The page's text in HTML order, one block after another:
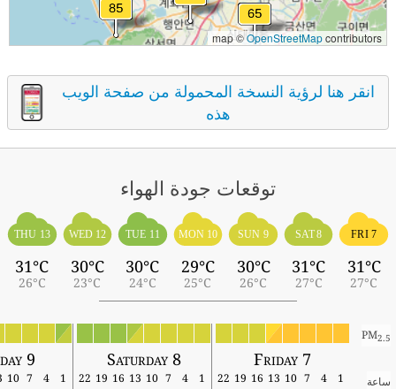
map ©OpenStreetMapcontributors
انقر هنا لرؤية النسخة المحمولة من صفحة الويب
هذه
توقعات جودة الهواء
FRI 7
31°C
27°C
SAT 8
31°C
27°C
SUN 9
30°C
26°C
MON 10
29°C
25°C
TUE 11
30°C
24°C
WED 12
30°C
23°C
THU 13
31°C
26°C
PM2.5
Friday 7
Saturday 8
9
ساعة 1
4
7
10
13
16
19
22
1
4
7
10
13
16
19
22
1
4
7
10